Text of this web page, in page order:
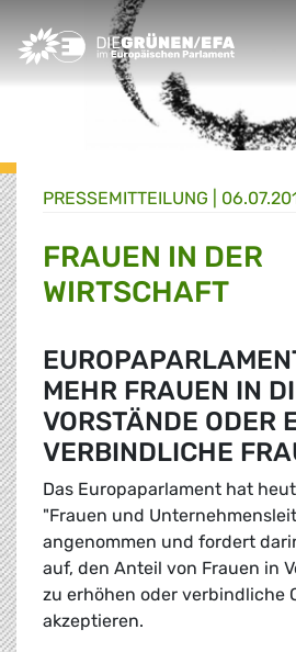
Greens/EFA Home
PRESSE­MITTEILUNG
FRAUEN IN DER
WIRTSCHAFT
MEHR FRAUEN IN
VORSTÄNDE ODER
VERBINDLICHE
Das Europaparlament hat
"Frauen und
angenommen und fordert
auf, den Anteil von Frauen in
zu erhöhen oder verbindliche
akzeptieren.